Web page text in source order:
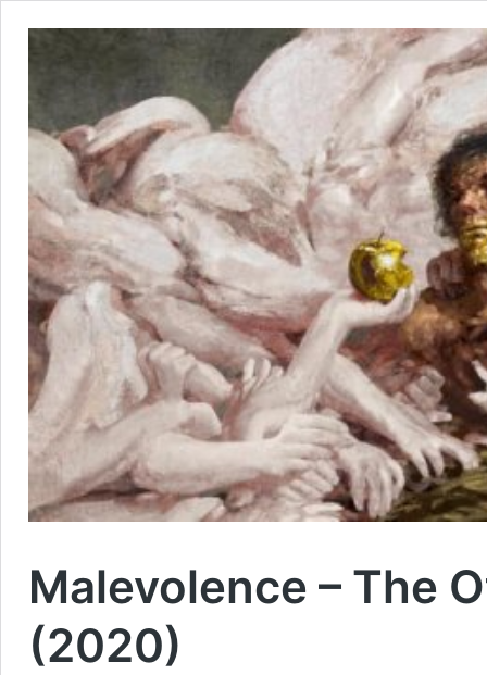
Malevolence – The
(2020)